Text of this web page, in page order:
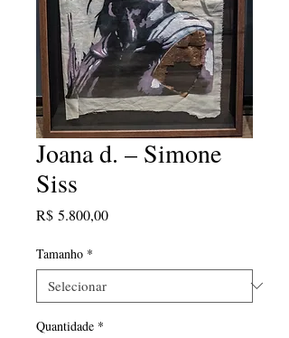
Joana d. – Simone
Siss
R$ 5.800,00Preço
Tamanho *
Quantidade *